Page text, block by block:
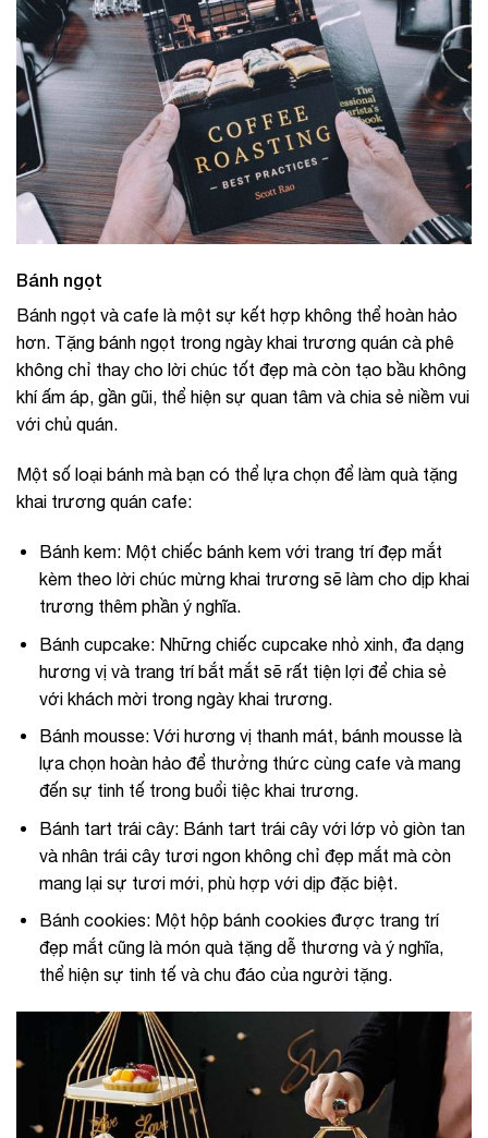
Bánh ngọt
Bánh ngọt và cafe là một sự kết hợp không thể hoàn hảo
hơn. Tặng bánh ngọt trong ngày khai trương quán cà phê
không chỉ thay cho lời chúc tốt đẹp mà còn tạo bầu không
khí ấm áp, gần gũi, thể hiện sự quan tâm và chia sẻ niềm vui
với chủ quán.
Một số loại bánh mà bạn có thể lựa chọn để làm quà tặng
khai trương quán cafe:
Bánh kem: Một chiếc bánh kem với trang trí đẹp mắt
kèm theo lời chúc mừng khai trương sẽ làm cho dịp khai
trương thêm phần ý nghĩa.
Bánh cupcake: Những chiếc cupcake nhỏ xinh, đa dạng
hương vị và trang trí bắt mắt sẽ rất tiện lợi để chia sẻ
với khách mời trong ngày khai trương.
Bánh mousse: Với hương vị thanh mát, bánh mousse là
lựa chọn hoàn hảo để thưởng thức cùng cafe và mang
đến sự tinh tế trong buổi tiệc khai trương.
Bánh tart trái cây: Bánh tart trái cây với lớp vỏ giòn tan
và nhân trái cây tươi ngon không chỉ đẹp mắt mà còn
mang lại sự tươi mới, phù hợp với dịp đặc biệt.
Bánh cookies: Một hộp bánh cookies được trang trí
đẹp mắt cũng là món quà tặng dễ thương và ý nghĩa,
thể hiện sự tinh tế và chu đáo của người tặng.